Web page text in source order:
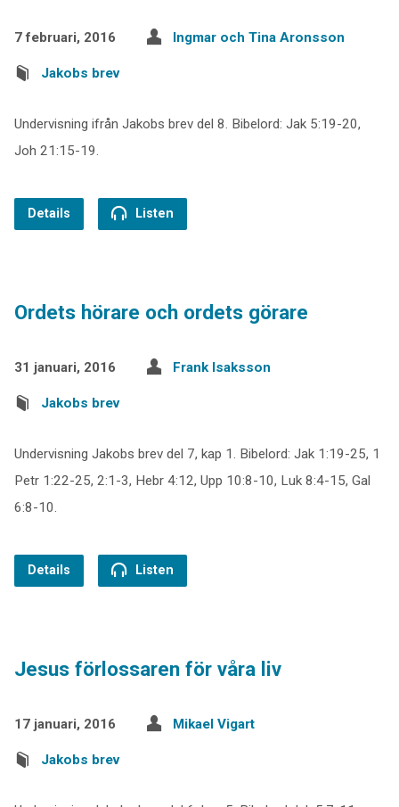
7 februari, 2016 Ingmar och Tina Aronsson
Jakobs brev
Undervisning ifrån Jakobs brev del 8. Bibelord: Jak 5:19-20,
Joh 21:15-19.
Details Listen
Ordets hörare och ordets görare
31 januari, 2016 Frank Isaksson
Jakobs brev
Undervisning Jakobs brev del 7, kap 1. Bibelord: Jak 1:19-25, 1
Petr 1:22-25, 2:1-3, Hebr 4:12, Upp 10:8-10, Luk 8:4-15, Gal
6:8-10.
Details Listen
Jesus förlossaren för våra liv
17 januari, 2016 Mikael Vigart
Jakobs brev